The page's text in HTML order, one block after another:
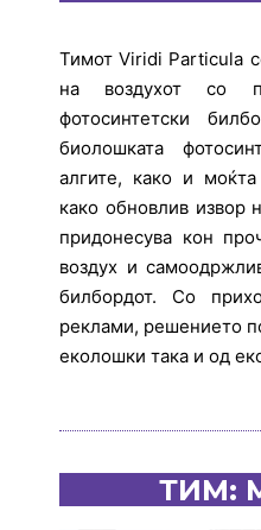
Тимот Viridi Particula
на воздухот со
фотосинтетски
биолошката
алгите, како и моќта
како обновлив извор
придонесува кон
воздух и
билбордот. Со
реклами, решението
еколошки така и од
ТИМ: